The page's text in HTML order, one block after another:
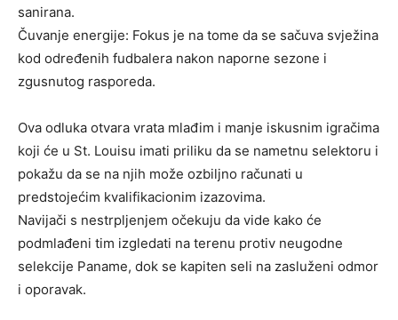
sanirana.
Čuvanje energije: Fokus je na tome da se sačuva svježina
kod određenih fudbalera nakon naporne sezone i
zgusnutog rasporeda.
Ova odluka otvara vrata mlađim i manje iskusnim igračima
koji će u St. Louisu imati priliku da se nametnu selektoru i
pokažu da se na njih može ozbiljno računati u
predstojećim kvalifikacionim izazovima.
Navijači s nestrpljenjem očekuju da vide kako će
podmlađeni tim izgledati na terenu protiv neugodne
selekcije Paname, dok se kapiten seli na zasluženi odmor
i oporavak.